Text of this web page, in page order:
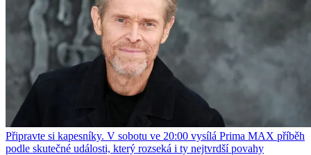
Připravte si kapesníky. V sobotu ve 20:00 vysílá Prima MAX příběh
podle skutečné události, který rozseká i ty nejtvrdší povahy